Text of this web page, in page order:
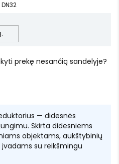
prekę nesančią sandėlyje?
— didesnės
Skirta didesniems
objektams, aukštybinių
su reikšmingu